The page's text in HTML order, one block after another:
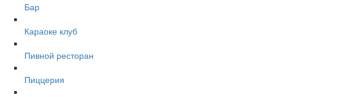
Бар
Караоке клуб
Пивной ресторан
Пиццерия